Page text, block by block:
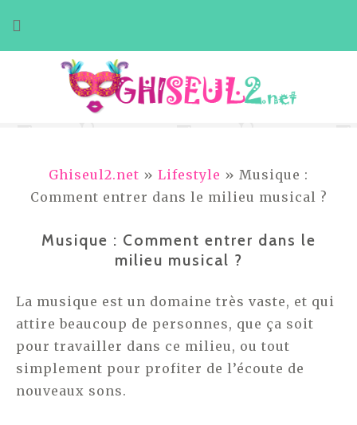
au
contenu
Ghiseul2.net » Lifestyle » Musique :
Comment entrer dans le milieu musical ?
Musique : Comment entrer dans le
milieu musical ?
La musique est un domaine très vaste, et qui
attire beaucoup de personnes, que ça soit
pour travailler dans ce milieu, ou tout
simplement pour profiter de l’écoute de
nouveaux sons.